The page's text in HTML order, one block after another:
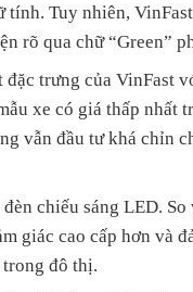
tính. Tuy nhiên,
rõ qua chữ “Green”
trưng của VinFast
xe có giá thấp nhất
vẫn đầu tư khá chỉn
chiếu sáng LED.
giác cao cấp hơn và
đô thị.